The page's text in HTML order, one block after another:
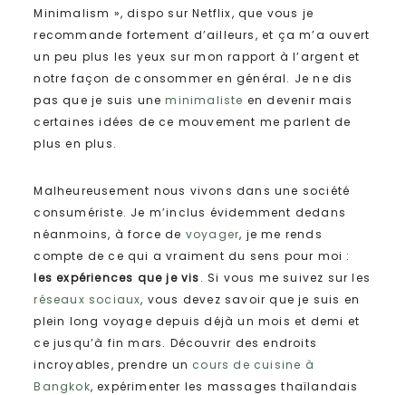
Minimalism », dispo sur Netflix, que vous je
recommande fortement d’ailleurs, et ça m’a ouvert
un peu plus les yeux sur mon rapport à l’argent et
notre façon de consommer en général. Je ne dis
pas que je suis uneminimaliste en devenir mais
certaines idées de ce mouvement me parlent de
plus en plus.
Malheureusement nous vivons dans une société
consumériste. Je m’inclus évidemment dedans
néanmoins, à force de voyager, je me rends
compte de ce qui a vraiment du sens pour moi :
les expériences que je vis. Si vous me suivez sur les
réseaux sociaux, vous devez savoir que je suis en
plein long voyage depuis déjà un mois et demi et
ce jusqu’à fin mars. Découvrir des endroits
incroyables, prendre un cours de cuisine à
Bangkok, expérimenter les massages thaïlandais